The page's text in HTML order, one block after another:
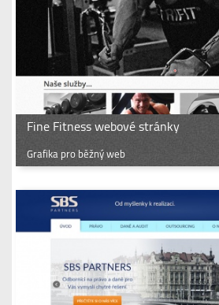
Fine Fitness webové stránky
Grafika pro běžný web